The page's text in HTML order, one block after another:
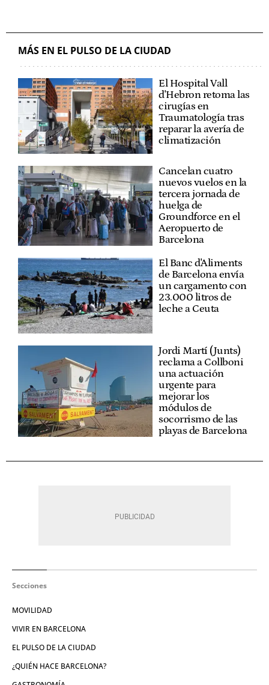
MÁS EN EL PULSO DE LA CIUDAD
El Hospital Vall
d'Hebron retoma las
cirugías en
Traumatología tras
reparar la avería de
climatización
Cancelan cuatro
nuevos vuelos en la
tercera jornada de
huelga de
Groundforce en el
Aeropuerto de
Barcelona
El Banc d'Aliments
de Barcelona envía
un cargamento con
23.000 litros de
leche a Ceuta
Jordi Martí (Junts)
reclama a Collboni
una actuación
urgente para
mejorar los
módulos de
socorrismo de las
playas de Barcelona
Secciones
MOVILIDAD
VIVIR EN BARCELONA
EL PULSO DE LA CIUDAD
¿QUIÉN HACE BARCELONA?